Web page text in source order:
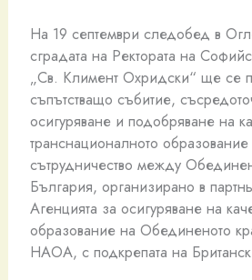
На 19 септември следобед в
сградата на Ректората на
„Св. Климент Охридски“ ще се
съпътстващо събитие,
осигуряване и подобряване на
транснационалното
сътрудничество между
България, организирано в
Агенцията за осигуряване на
образование на Обединеното
НАОА, с подкрепата на